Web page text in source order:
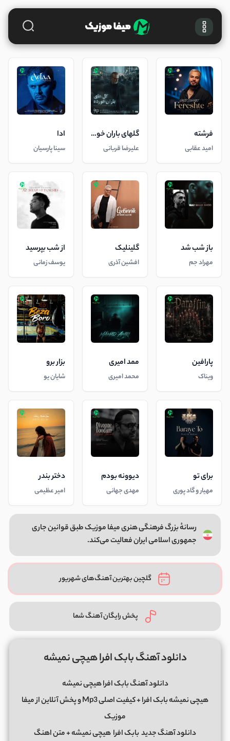
فرشته
امید عقابی
گلهای باران خورده
علیرضا قربانی
ادا
سینا پارسیان
باز شب شد
مهراد جم
گلینلیک
افشین آذری
از شب بپرسید
یوسف زمانی
پارافین
ویناک
ممد امیری
محمد امیری
بزار برو
شایان یو
برای تو
مهیار و گاد پوری
دیوونه بودم
مهدی جهانی
دختر بندر
امیر عظیمی
رسانهٔ بزرگ فرهنگی هنری میفا موزیک طبق قوانین جاری
جمهوری اسلامی ایران فعالیت می‌کند.
گلچین بهترین آهنگ‌های شهریور
پخش رایگان آهنگ شما
دانلود آهنگ بابک افرا هیچی نمیشه
دانلود آهنگ بابک افرا هیچی نمیشه
هیچی نمیشه بابک افرا + کیفیت اصلی Mp3 و پخش آنلاین از میفا
موزیک
دانلود آهنگ جدیدبابک افرا هیچی نمیشه + متن اهنگ